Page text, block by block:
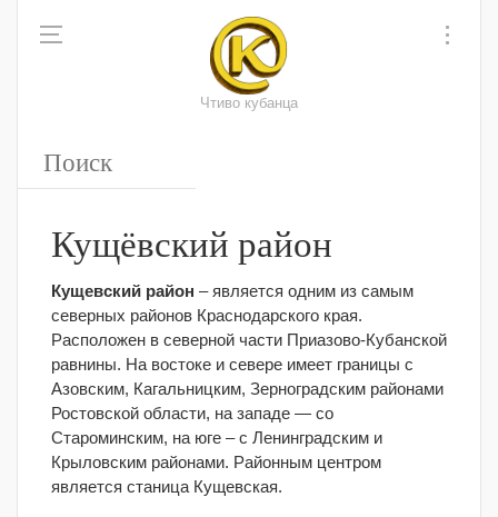
Чтиво кубанца
Кущёвский район
Кущевский район – является одним из самым
северных районов Краснодарского края.
Расположен в северной части Приазово-Кубанской
равнины. На востоке и севере имеет границы с
Азовским, Кагальницким, Зерноградским районами
Ростовской области, на западе — со
Староминским, на юге – с Ленинградским и
Крыловским районами. Районным центром
является станица Кущевская.